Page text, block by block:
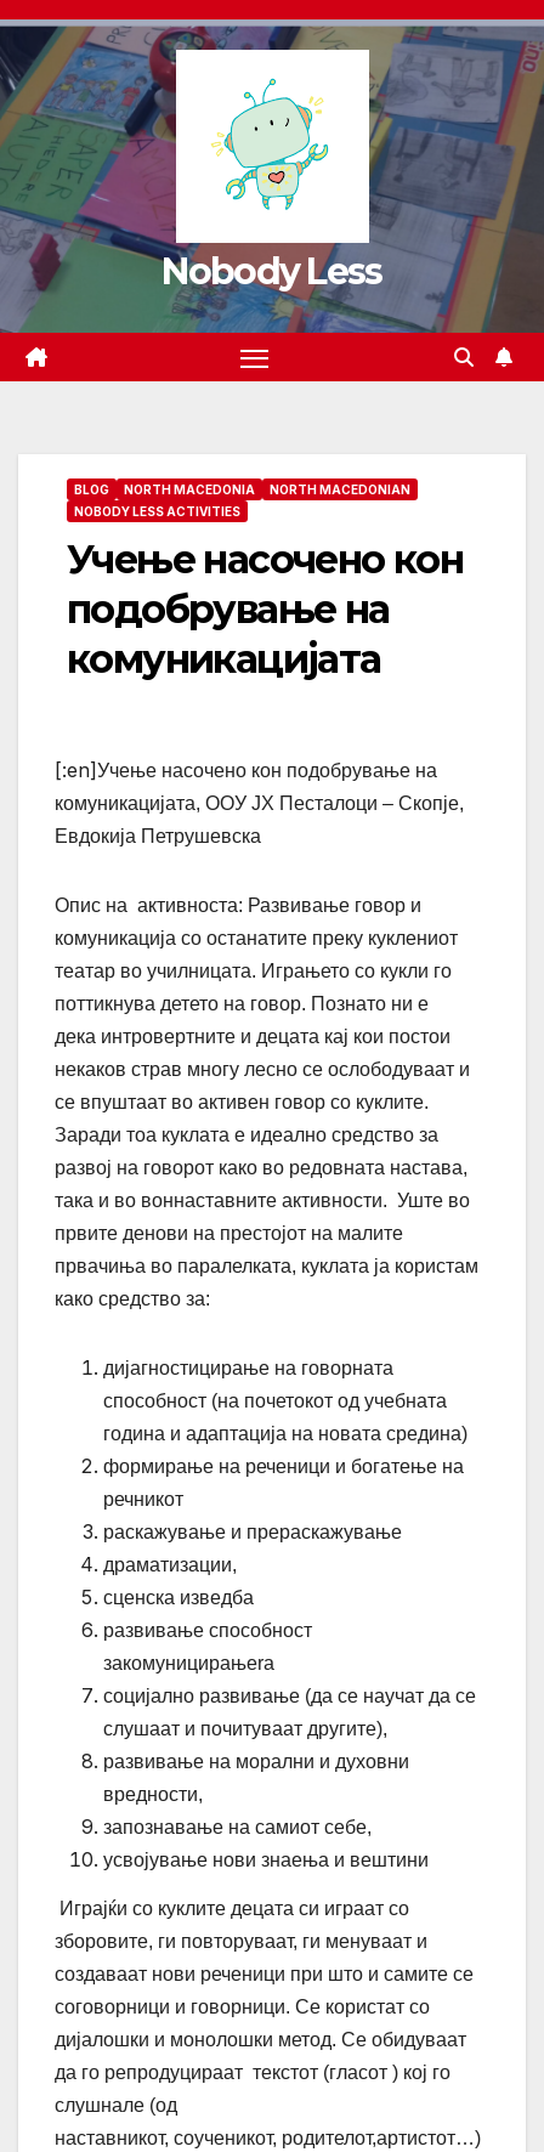
Nobody Less
BLOG NORTH MACEDONIA
NORTH MACEDONIAN
NOBODY LESS ACTIVITIES
Учење насочено кон
подобрување на
комуникацијата
[:en]Учење насочено кон подобрување на
комуникацијата, ООУ ЈХ Песталоци – Скопје,
Евдокија Петрушевска
Опис на активноста: Развивање говор и
комуникација со останатите преку куклениот
театар во училницата. Играњето со кукли го
поттикнува детето на говор. Познато ни е
дека интровертните и децата кај кои постои
некаков страв многу лесно се ослободуваат и
се впуштаат во активен говор со куклите.
Заради тоа куклата е идеално средство за
развој на говорот како во редовната настава,
така и во воннаставните активности. Уште во
првите денови на престојот на малите
првачиња во паралелката, куклата ја користам
како средство за:
дијагностицирање на говорната
способност (на почетокот од учебната
година и адаптација на новата средина)
формирање на реченици и богатење на
речникот
раскажување и прераскажување
драматизации,
сценска изведба
развивање способност
закомуницирањеra
социјално развивање (да се научат да се
слушаат и почитуваат другите),
развивање на морални и духовни
вредности,
запознавање на самиот себе,
усвојување нови знаења и вештини
Играјќи со куклите децата си играат со
зборовите, ги повторуваат, ги менуваат и
создаваат нови реченици при што и самите се
соговорници и говорници. Се користат со
дијалошки и монолошки метод. Се обидуваат
да го репродуцираат текстот (гласот ) кој го
слушнале (од
наставникот, соученикот, родителот,артистот…)